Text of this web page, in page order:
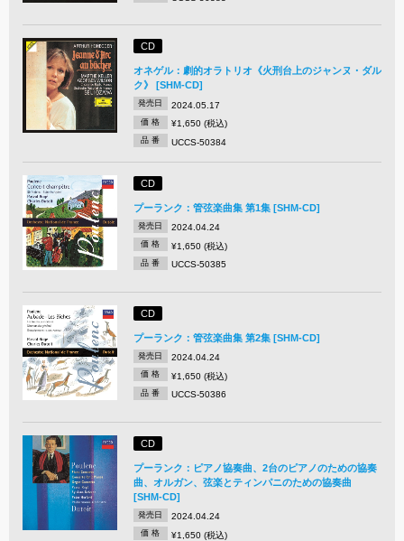
CD
オネゲル：劇的オラトリオ《火刑台上のジャンヌ・ダル
ク》 [SHM-CD]
発売日 2024.05.17
価 格 ¥1,650 (税込)
品 番 UCCS-50384
CD
プーランク：管弦楽曲集 第1集 [SHM-CD]
発売日 2024.04.24
価 格 ¥1,650 (税込)
品 番 UCCS-50385
CD
プーランク：管弦楽曲集 第2集 [SHM-CD]
発売日 2024.04.24
価 格 ¥1,650 (税込)
品 番 UCCS-50386
CD
プーランク：ピアノ協奏曲、2台のピアノのための協奏
曲、オルガン、弦楽とティンパニのための協奏曲
[SHM-CD]
発売日 2024.04.24
価 格 ¥1,650 (税込)